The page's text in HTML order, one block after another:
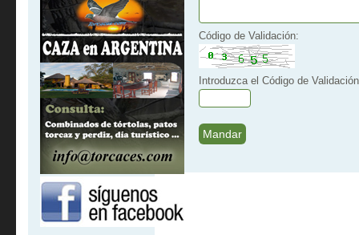
Código de Validación:
Introduzca el Código de